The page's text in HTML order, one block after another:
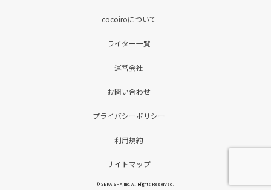
cocoiroについて
ライター一覧
運営会社
お問い合わせ
プライバシーポリシー
利用規約
サイトマップ
© SEKAISHA,Inc. All Rights Reserved.